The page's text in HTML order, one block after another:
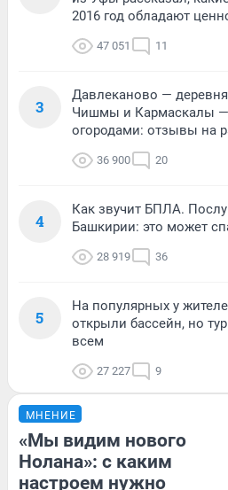
2016 год обладают
47 051 11
3
Давлеканово —
Чишмы и Кармаскалы
огородами: отзывы на
36 900 20
4
Как звучит БПЛА.
Башкирии: это может
28 919 36
5
На популярных у
открыли бассейн, но
всем
27 227 9
МНЕНИЕ
«Мы видим нового
Нолана»: с каким
настроем нужно